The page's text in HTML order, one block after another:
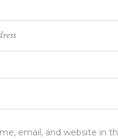
email, and website in